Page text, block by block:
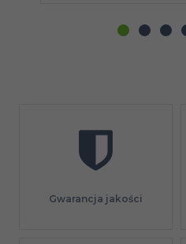
Gwarancja jakości